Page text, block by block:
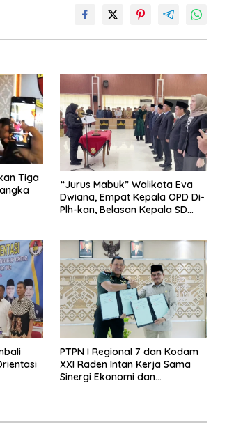
Tiga
“Jurus Mabuk” Walikota Eva
Dwiana, Empat Kepala OPD Di-
Plh-kan, Belasan Kepala SD
PTPN I Regional 7 dan Kodam
XXI Raden Intan Kerja Sama
Sinergi Ekonomi dan